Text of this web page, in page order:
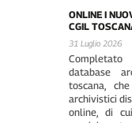
ONLINE I
CGIL
31 Luglio 2026
database
toscana,
archivistici
online, di